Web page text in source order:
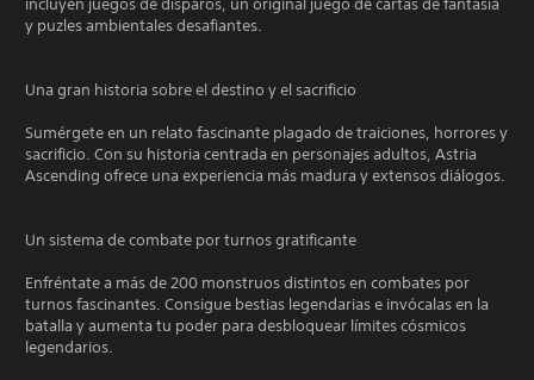
y puzles ambientales desafiantes.
Una gran historia sobre el destino y el sacrificio
Sumérgete en un relato fascinante plagado de traiciones, horrores y
sacrificio. Con su historia centrada en personajes adultos, Astria
Ascending ofrece una experiencia más madura y extensos diálogos.
Un sistema de combate por turnos gratificante
Enfréntate a más de 200 monstruos distintos en combates por
turnos fascinantes. Consigue bestias legendarias e invócalas en la
batalla y aumenta tu poder para desbloquear límites cósmicos
legendarios.